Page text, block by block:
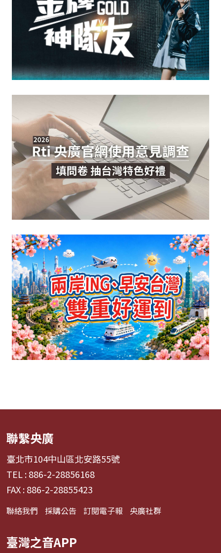
聯繫央廣
臺北市104中山區北安路55號
TEL : 886-2-28856168
FAX : 886-2-28855423
聯絡我們 採購公告 訂閱電子報 央廣社群
臺灣之音APP